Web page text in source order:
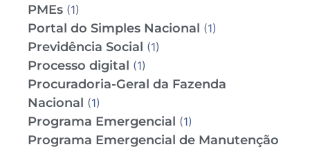
PMEs (1)
Portal do Simples Nacional (1)
Previdência Social (1)
Processo digital (1)
Procuradoria-Geral da Fazenda
Nacional (1)
Programa Emergencial (1)
Programa Emergencial de Manutenção